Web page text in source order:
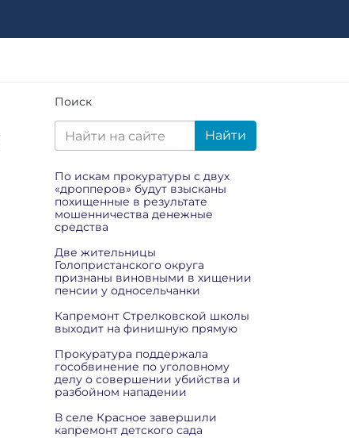
Поиск
Найти
По искам прокуратуры с двух
«дропперов» будут взысканы
похищенные в результате
мошенничества денежные
средства
Две жительницы
Голопристанского округа
признаны виновными в хищении
пенсии у односельчанки
Капремонт Стрелковской школы
выходит на финишную прямую
Прокуратура поддержала
гособвинение по уголовному
делу о совершении убийства и
разбойном нападении
В селе Красное завершили
капремонт детского сада